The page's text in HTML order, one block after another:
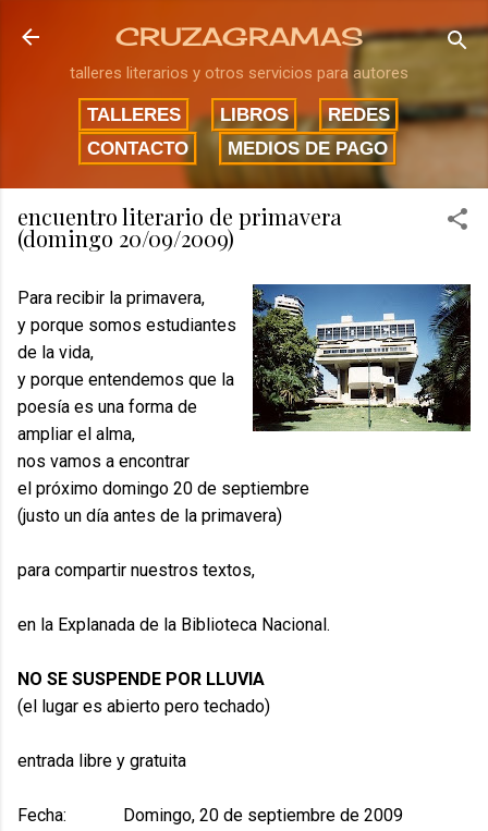
Ir al contenido principal
CRUZAGRAMAS
talleres literarios y otros servicios para autores
TALLERES LIBROS
REDES
CONTACTO
MEDIOS DE PAGO
encuentro literario de primavera
(domingo 20/09/2009)
Para recibir la primavera,
y porque somos estudiantes
de la vida,
y porque entendemos que la
poesía es una forma de
ampliar el alma,
nos vamos a encontrar
el próximo domingo 20 de septiembre
(justo un día antes de la primavera)
para compartir nuestros textos,
en la Explanada de la Biblioteca Nacional.
NO SE SUSPENDE POR LLUVIA
(el lugar es abierto pero techado)
entrada libre y gratuita
Fecha:
Domingo, 20 de septiembre de 2009